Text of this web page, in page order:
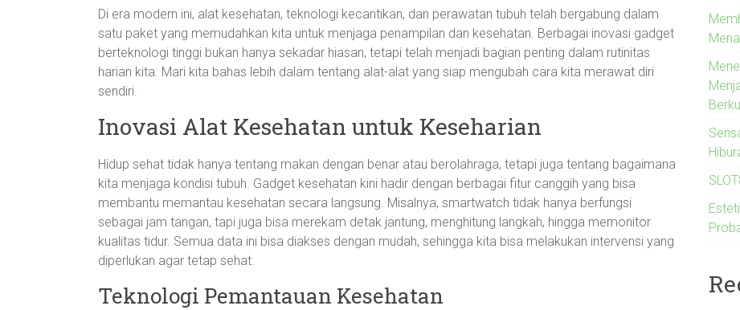
Di era modern ini, alat kesehatan, teknologi kecantikan, dan perawatan tubuh telah bergabung dalam
satu paket yang memudahkan kita untuk menjaga penampilan dan kesehatan. Berbagai inovasi gadget
berteknologi tinggi bukan hanya sekadar hiasan, tetapi telah menjadi bagian penting dalam rutinitas
harian kita. Mari kita bahas lebih dalam tentang alat-alat yang siap mengubah cara kita merawat diri
sendiri.
Inovasi Alat Kesehatan untuk Keseharian
Hidup sehat tidak hanya tentang makan dengan benar atau berolahraga, tetapi juga tentang bagaimana
kita menjaga kondisi tubuh. Gadget kesehatan kini hadir dengan berbagai fitur canggih yang bisa
membantu memantau kesehatan secara langsung. Misalnya, smartwatch tidak hanya berfungsi
sebagai jam tangan, tapi juga bisa merekam detak jantung, menghitung langkah, hingga memonitor
kualitas tidur. Semua data ini bisa diakses dengan mudah, sehingga kita bisa melakukan intervensi yang
diperlukan agar tetap sehat.
Teknologi Pemantauan Kesehatan